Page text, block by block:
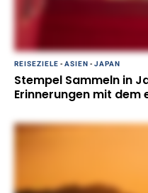
REISEZIELE - ASIEN - JAPAN
Stempel Sammeln in
Erinnerungen mit dem